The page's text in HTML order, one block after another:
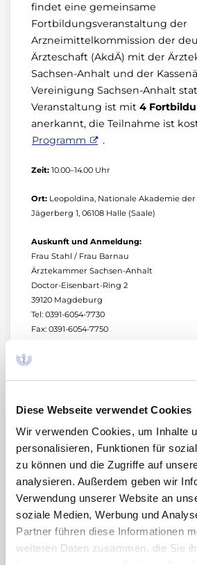
Diese Webseite verwendet Cookies
Wir verwenden Cookies, um Inhalte
personalisieren, Funktionen für
zu können und die Zugriffe auf
analysieren. Außerdem geben wir
Verwendung unserer Website an
soziale Medien, Werbung und
Partner führen diese Informationen
weiteren Daten zusammen, die Sie
findet eine gemeinsame
Fortbildungsveranstaltung der
Arzneimittelkommission der
Ärzteschaft (AkdÄ) mit der
Sachsen-Anhalt und der
Vereinigung Sachsen-Anhalt
Veranstaltung ist mit 4
anerkannt, die Teilnahme ist
Programm
.
Zeit: 10.00–14.00 Uhr
Ort: Leopoldina, Nationale Akademie
Jägerberg 1, 06108 Halle (Saale)
Auskunft und Anmeldung:
Frau Stahl / Frau Barnau
Ärztekammer Sachsen-Anhalt
Doctor-Eisenbart-Ring 2
39120 Magdeburg
Tel: 0391-6054-7730
Fax: 0391-6054-7750
der Fortbildungstag der AkdÄ
Arzneimittelinformationen.“
ist mit7 Fortbildungspunkten
Teilnahme ist kostenlos:
Zeit: 10.00–16.30 Uhr
Ort:Kaiserin-Friedrich-Stiftung, Hörsaal
Robert-Koch-Platz 7, 10115 Berlin